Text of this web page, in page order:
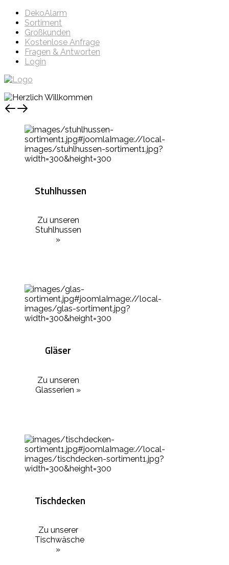
DekoAlarm
Sortiment
Großkunden
Kostenlose Anfrage
Fragen & Antworten
Login
Stuhlhussen
Zu unseren
Stuhlhussen
»
Gläser
Zu unseren
Glasserien »
Tischdecken
Zu unserer
Tischwäsche
»